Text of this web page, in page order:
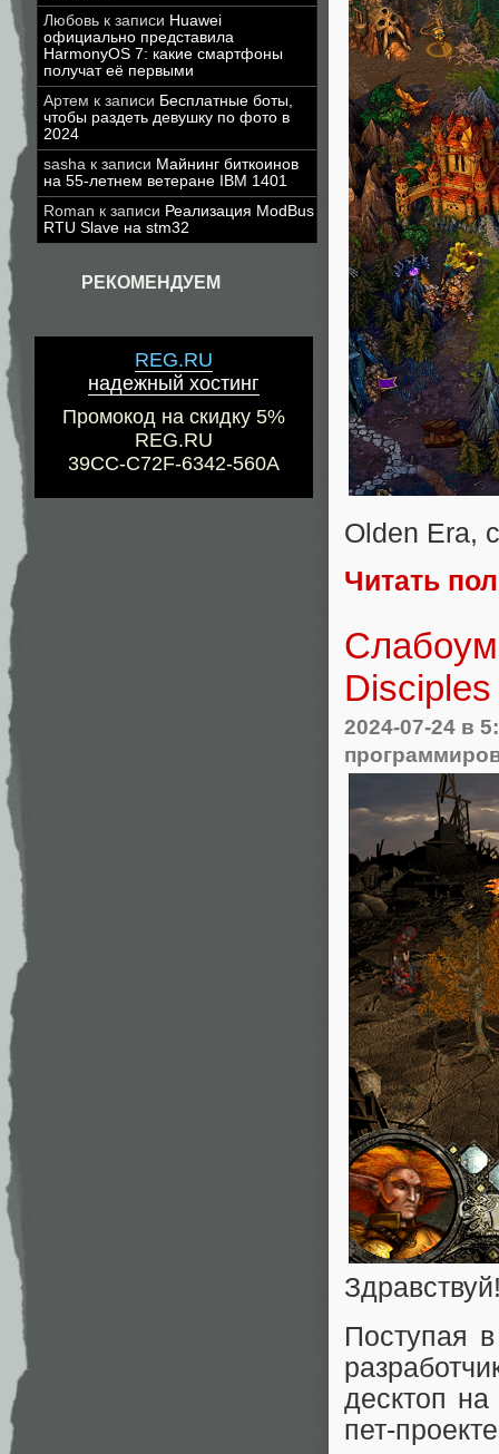
Любовь к записи Huawei
официально представила
HarmonyOS 7: какие смартфоны
получат её первыми
Артем к записи Бесплатные боты,
чтобы раздеть девушку по фото в
2024
sasha к записи Майнинг биткоинов
на 55-летнем ветеране IBM 1401
Roman к записи Реализация ModBus
RTU Slave на stm32
РЕКОМЕНДУЕМ
REG.RU
надежный хостинг
Промокод на скидку 5%
REG.RU
39CC-C72F-6342-560A
Olden Era,
Читать
2024-07-24 в
Поступая
десктоп
пет-